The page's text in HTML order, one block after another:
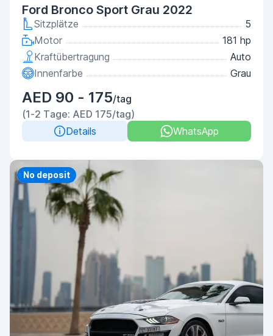
Ford Bronco Sport Grau 2022
Sitzplätze
5
Motor
181 hp
Kraftübertragung
Auto
Innenfarbe
Grau
AED 90 - 175/tag
(1-2 Tage: AED 175/tag)
Details
WhatsApp
Priority
No deposit